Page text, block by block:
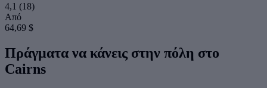
4,1 (18)
Από
64,69 $
Πράγματα να κάνεις στην πόλη στο
Cairns